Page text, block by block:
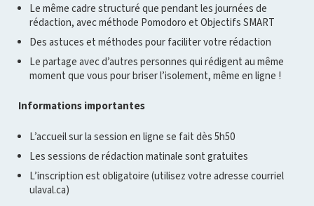
Le même cadre structuré que pendant les journées de
rédaction, avec méthode Pomodoro et Objectifs SMART
Des astuces et méthodes pour faciliter votre rédaction
Le partage avec d’autres personnes qui rédigent au même
moment que vous pour briser l’isolement, même en ligne !
Informations importantes
L’accueil sur la session en ligne se fait dès 5h50
Les sessions de rédaction matinale sont gratuites
L’inscription est obligatoire (utilisez votre adresse courriel
ulaval.ca)